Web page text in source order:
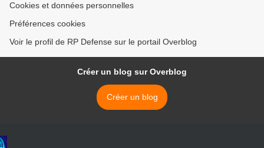
Cookies et données personnelles
Préférences cookies
Voir le profil de RP Defense sur le portail Overblog
Créer un blog sur Overblog
Créer un blog